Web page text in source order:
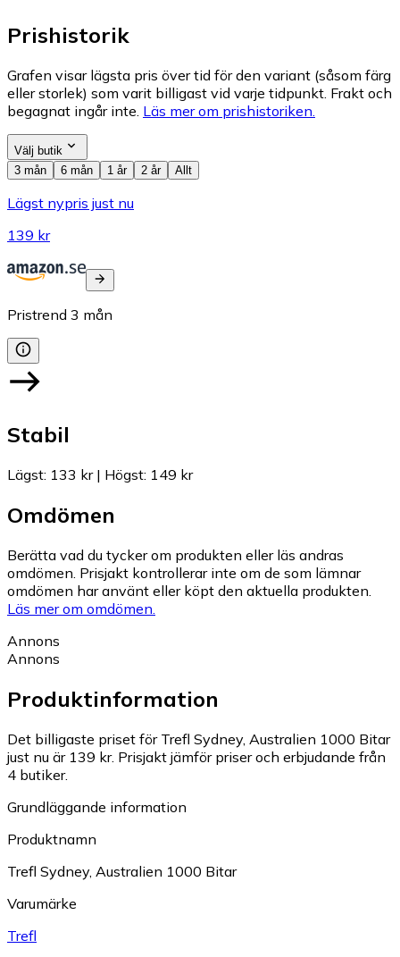
Prishistorik
Grafen visar lägsta pris över tid för den variant (såsom färg
eller storlek) som varit billigast vid varje tidpunkt. Frakt och
begagnat ingår inte. Läs mer om prishistoriken.
Välj butik
3 mån
6 mån 1 år 2 år Allt
Lägst nypris just nu
139 kr
Pristrend 3 mån
Stabil
Lägst: 133 kr| Högst: 149 kr
Omdömen
Berätta vad du tycker om produkten eller läs andras
omdömen. Prisjakt kontrollerar inte om de som lämnar
omdömen har använt eller köpt den aktuella produkten.
Läs mer om omdömen.
Annons
Annons
Produktinformation
Det billigaste priset för Trefl Sydney, Australien 1000 Bitar
just nu är 139 kr. Prisjakt jämför priser och erbjudande från
4 butiker.
Grundläggande information
Produktnamn
Trefl Sydney, Australien 1000 Bitar
Varumärke
Trefl